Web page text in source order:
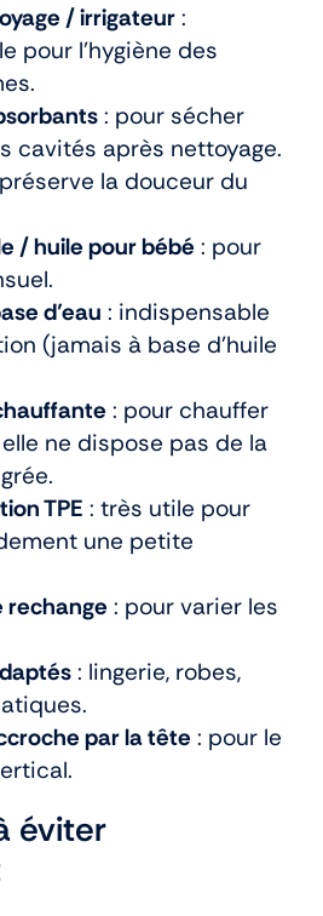
/ irrigateur:
pour l’hygiène des
: pour sécher
cavités après nettoyage.
la douceur du
/ huile pour bébé : pour
d’eau : indispensable
(jamais à base d’huile
: pour chauffer
ne dispose pas de la
TPE : très utile pour
une petite
rechange : pour varier les
: lingerie, robes,
par la tête : pour le
éviter